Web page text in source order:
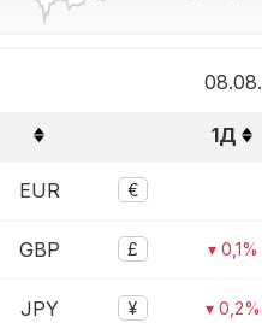
1Д
EUR €
GBP £ ▾ 0,1%
JPY ¥ ▾ 0,2%